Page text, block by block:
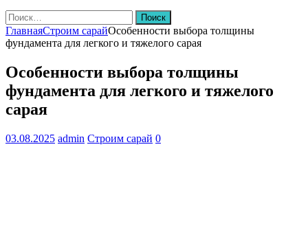
Найти:
ГлавнаяСтроим сарайОсобенности выбора толщины
фундамента для легкого и тяжелого сарая
Особенности выбора толщины
фундамента для легкого и тяжелого
сарая
03.08.2025 admin Строим сарай 0